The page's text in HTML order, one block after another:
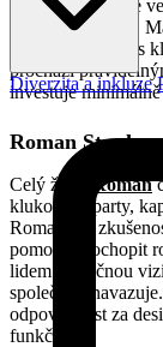
manažerů středně
Polské republiky.
koučovací práce s
prochází
investuje
Roman Stupka
Celý život Roman
klukovské party,
Romanovy
pomohly pochopit
lidem společnou
společnou
odpovědnost za
funkčnost.
Diverzita a inkluze